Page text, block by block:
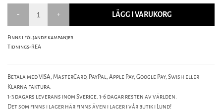
LÄGG I VARUKORG
Finns i följande kampanjer
Tidnings-REA
Betala med VISA, MasterCard, PayPal, Apple Pay, Google Pay, Swish eller
Klarna faktura.
1-3 dagars leverans inom Sverige. 1-6 dagar resten av världen.
Det som finns i lager här finns även i lager i vår butik i Lund!